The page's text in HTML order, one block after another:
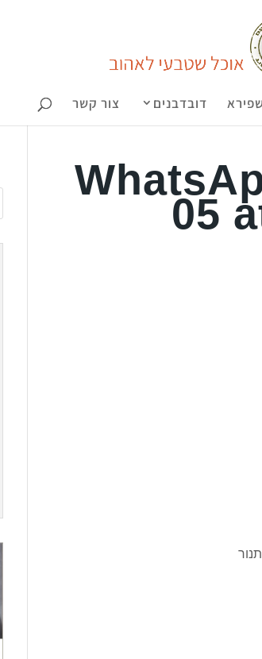
דובדבנים צור קשר
05